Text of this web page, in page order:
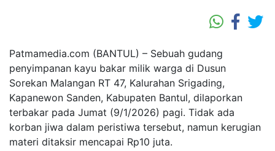
Patmamedia.com (BANTUL) – Sebuah gudang
penyimpanan kayu bakar milik warga di Dusun
Sorekan Malangan RT 47, Kalurahan Srigading,
Kapanewon Sanden, Kabupaten Bantul, dilaporkan
terbakar pada Jumat (9/1/2026) pagi. Tidak ada
korban jiwa dalam peristiwa tersebut, namun kerugian
materi ditaksir mencapai Rp10 juta.